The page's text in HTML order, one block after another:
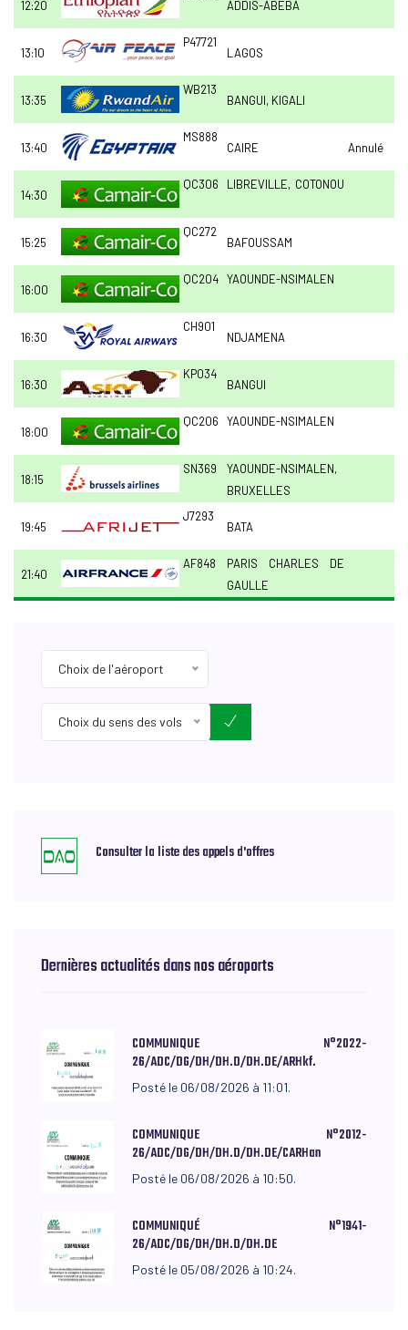
12:20 ADDIS-ABEBA
13:10
P47721
LAGOS
13:35
WB213
BANGUI, KIGALI
13:40
MS888
CAIRE Annulé
14:30
QC306 LIBREVILLE, COTONOU
15:25
QC272
BAFOUSSAM
16:00
QC204 YAOUNDE-NSIMALEN
16:30
CH901
NDJAMENA
16:30
KP034
BANGUI
18:00
QC206 YAOUNDE-NSIMALEN
18:15
SN369
YAOUNDE-NSIMALEN,
BRUXELLES
19:45
J7293
BATA
21:40
AF848
PARIS CHARLES DE
GAULLE
Choix de l'aéroport
Choix du sens des vols
Consulter la liste des appels d'offres
Dernières actualités dans nos aéroports
COMMUNIQUE N°2022-
26/ADC/DG/DH/DH.D/DH.DE/ARHkf.
Posté le 06/08/2026 à 11:01.
COMMUNIQUE N°2012-
26/ADC/DG/DH/DH.D/DH.DE/CARHan
Posté le 06/08/2026 à 10:50.
COMMUNIQUÉ N°1941-
26/ADC/DG/DH/DH.D/DH.DE
Posté le 05/08/2026 à 10:24.